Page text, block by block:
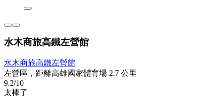
水木商旅高鐵左營館
水木商旅高鐵左營館
左營區，距離高雄國家體育場 2.7 公里
9.2/10
太棒了